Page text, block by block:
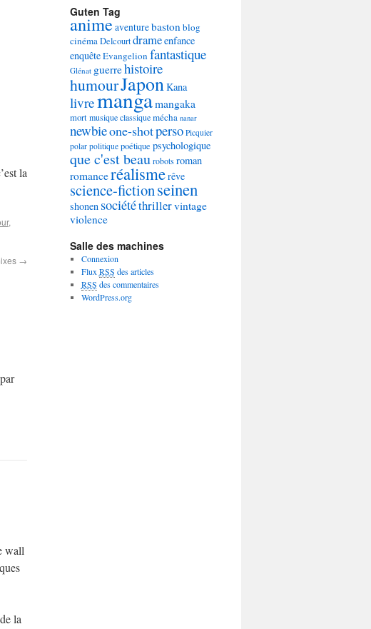
la
,
→
wall
la
Guten Tag
animeaventurebaston blog
cinémaDelcourtdrameenfance
enquêteEvangelion fantastique
Glénat guerrehistoire
humourJapon Kana
livremangamangaka
mortmusique classiquemécha nanar
newbieone-shotperso Picquier
polar politique poétique psychologique
que c'est beaurobotsroman
romanceréalismerêve
science-fictionseinen
shonen sociététhrillervintage
violence
Salle des machines
Connexion
Flux RSS des articles
RSS des commentaires
WordPress.org